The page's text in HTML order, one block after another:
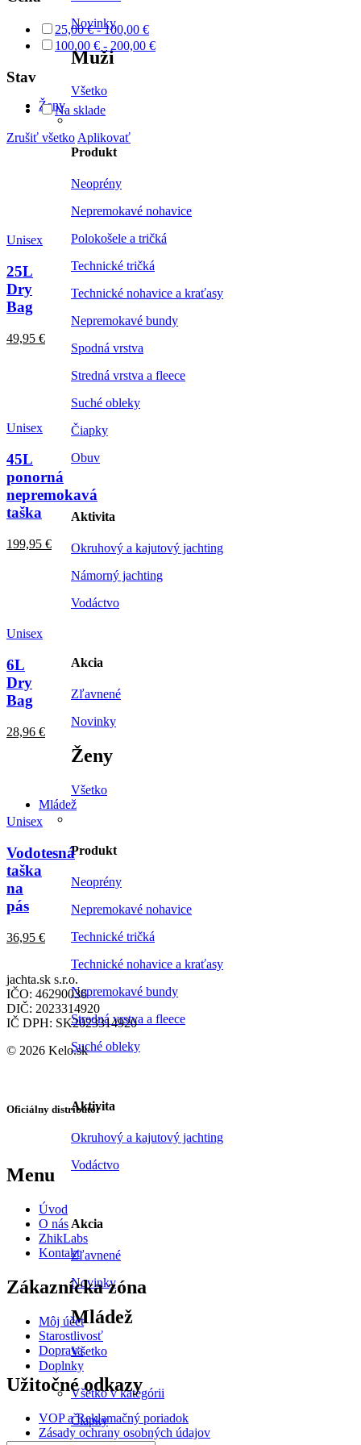
Novinky
Muži
Všetko
Ženy
Produkt
Neoprény
Nepremokavé nohavice
Polokošele a tričká
Technické tričká
Technické nohavice a kraťasy
Nepremokavé bundy
Spodná vrstva
Stredná vrstva a fleece
Suché obleky
Čiapky
Obuv
Aktivita
Okruhový a kajutový jachting
Námorný jachting
Vodáctvo
Akcia
Zľavnené
Novinky
Ženy
Všetko
Mládež
Produkt
Neoprény
Nepremokavé nohavice
Technické tričká
Technické nohavice a kraťasy
Nepremokavé bundy
Stredná vrstva a fleece
Suché obleky
Aktivita
Okruhový a kajutový jachting
Vodáctvo
Akcia
Zľavnené
Novinky
Mládež
Všetko
Doplnky
Všetko v kategórii
Čiapky
25,00€-100,00 €
100,00 € - 200,00 €
Stav
Na sklade
Zrušiť všetko Aplikovať
Unisex
25L
Dry
Bag
49,95 €
Unisex
45L
ponorná
nepremokavá
taška
199,95 €
Unisex
6L
Dry
Bag
28,96 €
Unisex
Vodotesná
taška
na
pás
36,95 €
jachta.sk s.r.o.
IČO: 46290036
DIČ: 2023314920
IČ DPH: SK2023314920
© 2026 Kelo.sk
Oficiálny distribútor
Menu
Úvod
O nás
ZhikLabs
Kontakt
Zákaznícka zóna
Môj účet
Starostlivosť
Doprava
Užitočné odkazy
VOP a Reklamačný poriadok
Zásady ochrany osobných údajov